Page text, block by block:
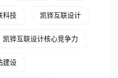
科技 凯铧互联设计
凯铧互联设计核心竞争力
建设